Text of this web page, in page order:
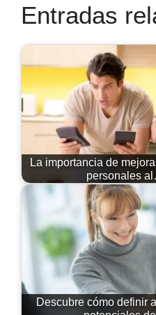
Entradas
La importancia de
personales
Descubre cómo definir